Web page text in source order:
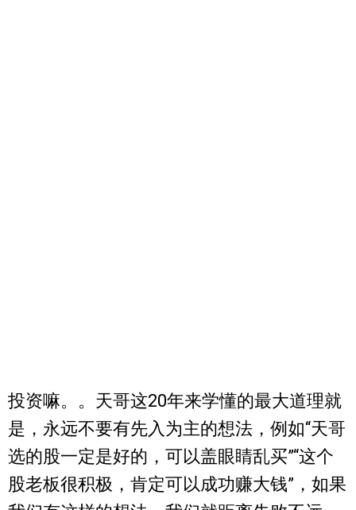
投资嘛。。天哥这20年来学懂的最大道理就
是，永远不要有先入为主的想法，例如“天哥
选的股一定是好的，可以盖眼睛乱买”“这个
股老板很积极，肯定可以成功赚大钱”，如果